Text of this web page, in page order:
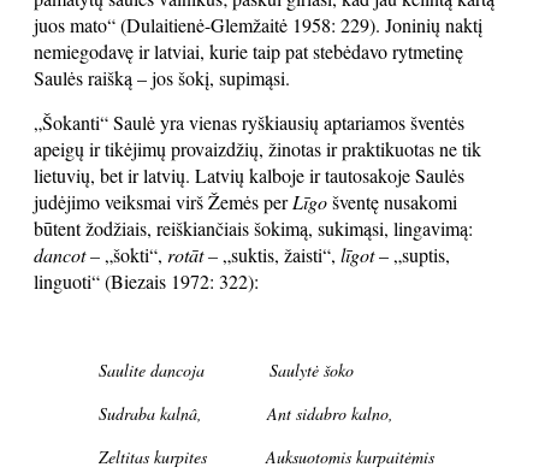
juos mato“ (Dulaitienė-Glemžaitė 1958: 229). Joninių naktį
nemiegodavę ir latviai, kurie taip pat stebėdavo rytmetinę
Saulės raišką – jos šokį, supimąsi.
„Šokanti“ Saulė yra vienas ryškiausių aptariamos šventės
apeigų ir tikėjimų provaizdžių, žinotas ir praktikuotas ne tik
lietuvių, bet ir latvių. Latvių kalboje ir tautosakoje Saulės
judėjimo veiksmai virš Žemės perLīgošventę nusakomi
būtent žodžiais, reiškiančiais šokimą, sukimąsi, lingavimą:
dancot – „šokti“, rotāt – „suktis, žaisti“, līgot– „suptis,
linguoti“ (Biezais 1972: 322):
Saulite dancoja Saulytė šoko
Sudraba kalnâ, Ant sidabro kalno,
Zeltitas kurpites Auksuotomis kurpaitėmis